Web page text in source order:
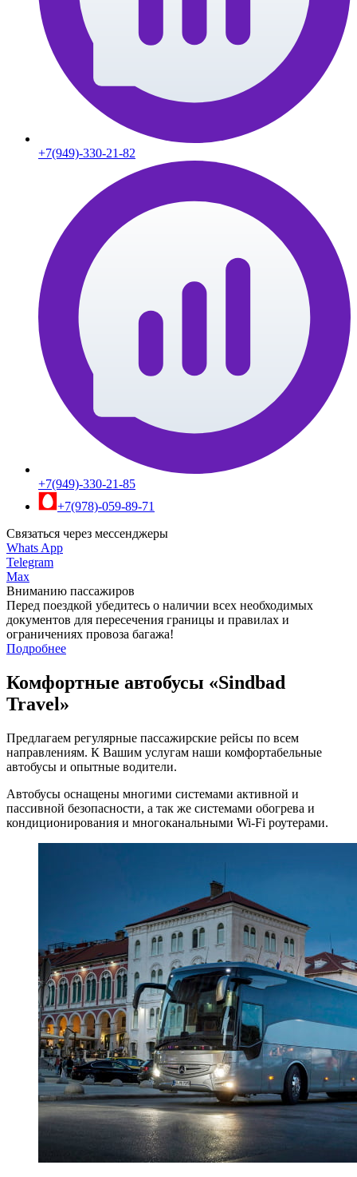
+7(949)-330-21-82
+7(949)-330-21-85
+7(978)-059-89-71
Связаться через мессенджеры
Whats App
Telegram
Max
Вниманию пассажиров
Перед поездкой убедитесь о наличии всех необходимых
документов для пересечения границы и правилах и
ограничениях провоза багажа!
Подробнее
Комфортные автобусы «Sindbad
Travel»
Предлагаем регулярные пассажирские рейсы по всем
направлениям. К Вашим услугам наши комфортабельные
автобусы и опытные водители.
Автобусы оснащены многими системами активной и
пассивной безопасности, а так же системами обогрева и
кондиционирования и многоканальными Wi-Fi роутерами.